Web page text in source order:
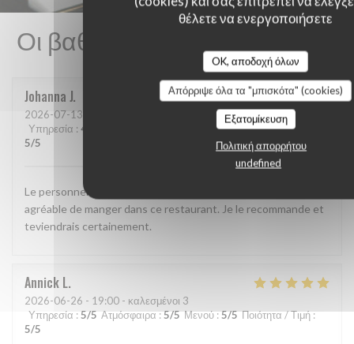
θέλετε να ενεργοποιήσετε
OK, αποδοχή όλων
Απόρριψε όλα τα "μπισκότα" (cookies)
Εξατομίκευση
Πολιτική απορρήτου
undefined
Οι βαθμολογίες πελατών μας
Johanna J
2026-07-13
Υπηρεσία : 4 :5/5 Ποιότητα / Τιμή
5/5
Le personnel est agréable,on mange bien et c'est très
agréable de manger dans ce restaurant. Je le recommande et
teviendrais certainement.
Annick L
2026-06-26 - 19:00 - καλεσμένοι 3
Υπηρεσία : 5/5 Ατμόσφαιρα:5/5 Μενού:5/5 Ποιότητα / Τιμή:
5/5